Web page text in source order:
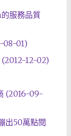
服務品質
08-01)
12-02)
(2016-09-
出50萬點閱